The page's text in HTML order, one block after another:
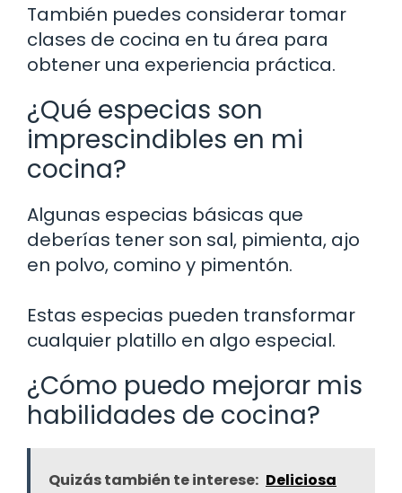
También puedes considerar tomar
clases de cocina en tu área para
obtener una experiencia práctica.
¿Qué especias son
imprescindibles en mi
cocina?
Algunas especias básicas que
deberías tener son sal, pimienta, ajo
en polvo, comino y pimentón.
Estas especias pueden transformar
cualquier platillo en algo especial.
¿Cómo puedo mejorar mis
habilidades de cocina?
Quizás también te interese: Deliciosa